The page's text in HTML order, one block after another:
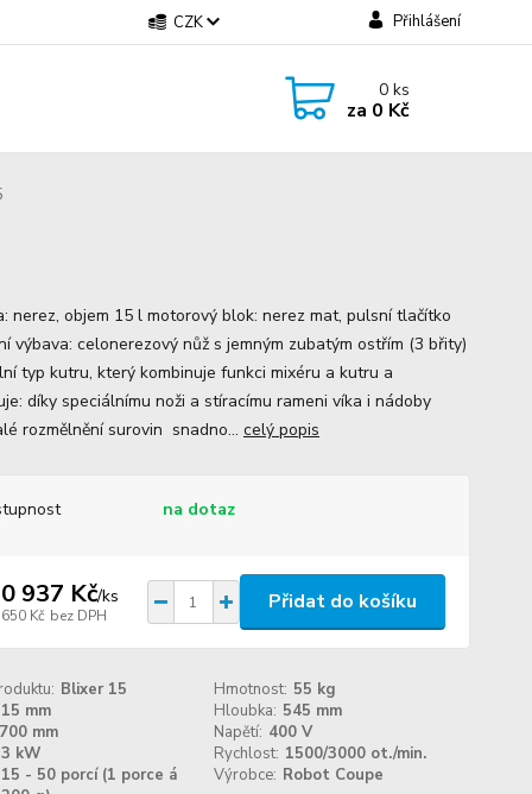
CZK Přihlášení
0ks
za 0 Kč
nerez, objem 15 l motorový blok: nerez mat, pulsní tlačítko
výbava: celonerezový nůž s jemným zubatým ostřím (3 břity)
typ kutru, který kombinuje funkci mixéru a kutru a
díky speciálnímu noži a stíracímu rameni víka i nádoby
rozmělnění surovin snadno... celý popis
na dotaz
937 Kč/ks
Kč bez DPH
Přidat do košíku
Blixer 15 Hmotnost: 55 kg
mm
Hloubka: 545 mm
mm
Napětí: 400 V
3 kW
Rychlost: 1500/3000 ot./min.
15 - 50 porcí (1 porce á
Výrobce: Robot Coupe